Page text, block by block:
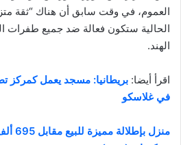
العموم، في وقت سابق أن هناك “ثقة
الحالية ستكون فعالة ضد جميع طفرات
الهند.
اقرأ أيضا: بريطانيا: مسجد يعمل
في غلاسكو
منزل